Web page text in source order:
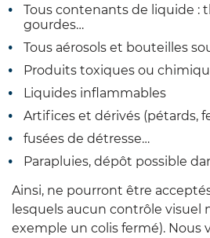
Tous contenants de liquide :
gourdes…
Tous aérosols et bouteilles
Produits toxiques ou
Liquides inflammables
Artifices et dérivés (pétards,
fusées de détresse…
Parapluies, dépôt possible
Ainsi, ne pourront être
lesquels aucun contrôle visuel
exemple un colis fermé). Nous